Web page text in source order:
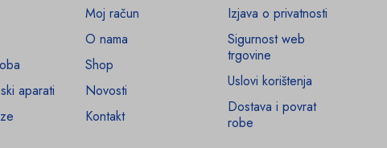
aparati
Moj račun
O nama
Shop
Novosti
Kontakt
Izjava o privatnosti
Sigurnost web
trgovine
Uslovi korištenja
Dostava i povrat
robe